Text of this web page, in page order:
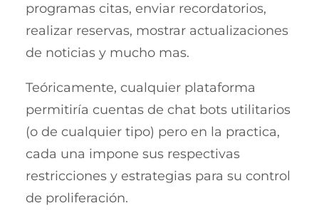
programas citas, enviar recordatorios,
realizar reservas, mostrar actualizaciones
de noticias y mucho mas.
Teóricamente, cualquier plataforma
permitiría cuentas de chat bots utilitarios
(o de cualquier tipo) pero en la practica,
cada una impone sus respectivas
restricciones y estrategias para su control
de proliferación.